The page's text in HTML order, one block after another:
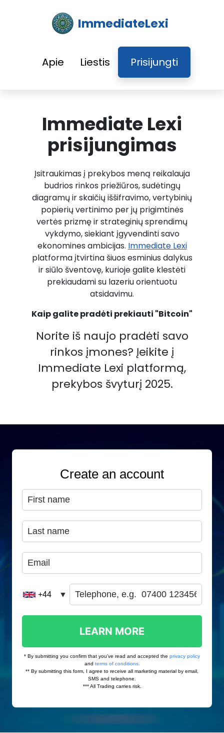
ImmediateLexi
Apie Liestis Prisijungti
Immediate Lexi
prisijungimas
Įsitraukimas į prekybos meną reikalauja
budrios rinkos priežiūros, sudėtingų
diagramų ir skaičių iššifravimo, vertybinių
popierių vertinimo per jų prigimtinės
vertės prizmę ir strateginių sprendimų
vykdymo, siekiant įgyvendinti savo
ekonomines ambicijas. Immediate Lexi
platforma įtvirtina šiuos esminius dalykus
ir siūlo šventovę, kurioje galite klestėti
prekiaudami su lazeriu orientuotu
atsidavimu.
Kaip galite pradėti prekiauti "Bitcoin"
Norite iš naujo pradėti savo
rinkos įmones? Įeikite į
Immediate Lexi platformą,
prekybos švyturį 2025.